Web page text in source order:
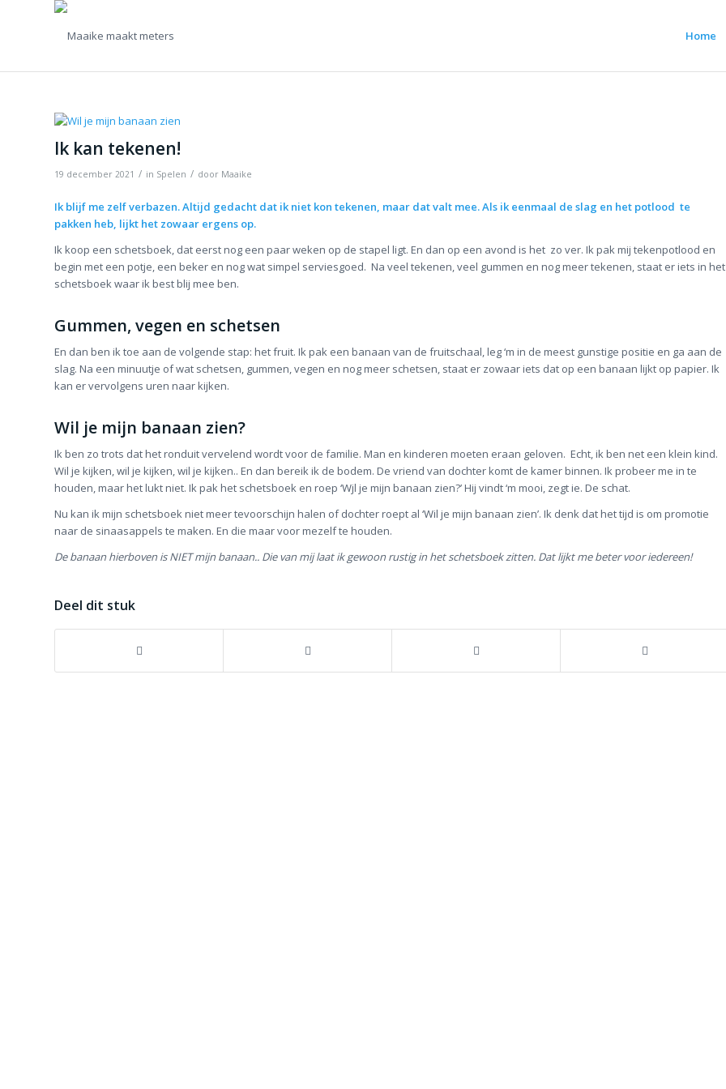
Home
Ik kan tekenen!
19 december 2021 / in Spelen / door Maaike
Ik blijf me zelf verbazen. Altijd gedacht dat ik niet kon tekenen, maar dat valt mee. Als ik eenmaal de slag en het potlood te
pakken heb, lijkt het zowaar ergens op.
Ik koop een schetsboek, dat eerst nog een paar weken op de stapel ligt. En dan op een avond is het zo ver. Ik pak mij tekenpotlood en
begin met een potje, een beker en nog wat simpel serviesgoed. Na veel tekenen, veel gummen en nog meer tekenen, staat er iets in het
schetsboek waar ik best blij mee ben.
Gummen, vegen en schetsen
En dan ben ik toe aan de volgende stap: het fruit. Ik pak een banaan van de fruitschaal, leg ‘m in de meest gunstige positie en ga aan de
slag. Na een minuutje of wat schetsen, gummen, vegen en nog meer schetsen, staat er zowaar iets dat op een banaan lijkt op papier. Ik
kan er vervolgens uren naar kijken.
Wil je mijn banaan zien?
Ik ben zo trots dat het ronduit vervelend wordt voor de familie. Man en kinderen moeten eraan geloven. Echt, ik ben net een klein kind.
Wil je kijken, wil je kijken, wil je kijken.. En dan bereik ik de bodem. De vriend van dochter komt de kamer binnen. Ik probeer me in te
houden, maar het lukt niet. Ik pak het schetsboek en roep ‘Wjl je mijn banaan zien?’ Hij vindt ‘m mooi, zegt ie. De schat.
Nu kan ik mijn schetsboek niet meer tevoorschijn halen of dochter roept al ‘Wil je mijn banaan zien’. Ik denk dat het tijd is om promotie
naar de sinaasappels te maken. En die maar voor mezelf te houden.
De banaan hierboven is NIET mijn banaan.. Die van mij laat ik gewoon rustig in het schetsboek zitten. Dat lijkt me beter voor iedereen!
Deel dit stuk